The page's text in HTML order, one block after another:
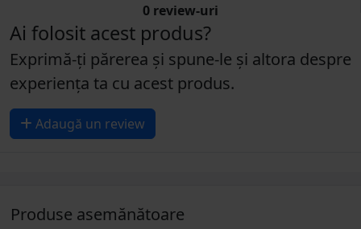
0 review-uri
Ai folosit acest produs?
Exprimă-ți părerea și spune-le și altora despre
experiența ta cu acest produs.
Adaugă un review
Produse asemănătoare